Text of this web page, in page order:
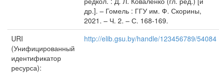
др.]. – Гомель : ГГУ им. Ф. Скорины,
2021. – Ч. 2. – С. 168-169.
URI
(Унифицированный
идентификатор
ресурса):
http://elib.gsu.by/handle/123456789/54084